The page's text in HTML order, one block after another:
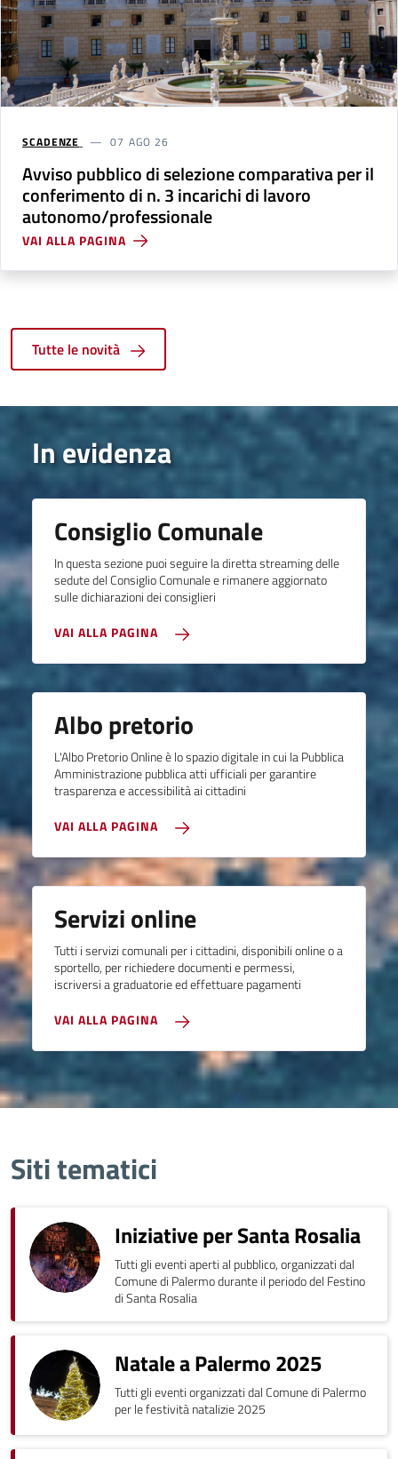
SCADENZE 07 AGO 26
Avviso pubblico di selezione comparativa per il
conferimento di n. 3 incarichi di lavoro
autonomo/professionale
VAI ALLA PAGINA
Tutte le novità
In evidenza
Consiglio Comunale
In questa sezione puoi seguire la diretta streaming delle
sedute del Consiglio Comunale e rimanere aggiornato
sulle dichiarazioni dei consiglieri
VAI ALLA PAGINA
Albo pretorio
L'Albo Pretorio Online è lo spazio digitale in cui la Pubblica
Amministrazione pubblica atti ufficiali per garantire
trasparenza e accessibilità ai cittadini
VAI ALLA PAGINA
Servizi online
Tutti i servizi comunali per i cittadini, disponibili online o a
sportello, per richiedere documenti e permessi,
iscriversi a graduatorie ed effettuare pagamenti
VAI ALLA PAGINA
Siti tematici
Iniziative per Santa Rosalia
Tutti gli eventi aperti al pubblico, organizzati dal
Comune di Palermo durante il periodo del Festino
di Santa Rosalia
Natale a Palermo 2025
Tutti gli eventi organizzati dal Comune di Palermo
per le festività natalizie 2025